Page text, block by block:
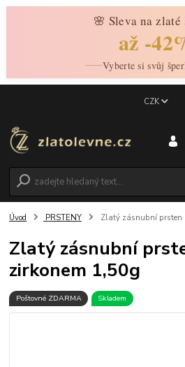
🌸 Sleva na zlaté
až -
Vyberte si svůj
CZK
Úvod PRSTENY Zlatý zásnubní prsten
Zlatý zásnubní
zirkonem 1,50g
Poštovné ZDARMA Skladem